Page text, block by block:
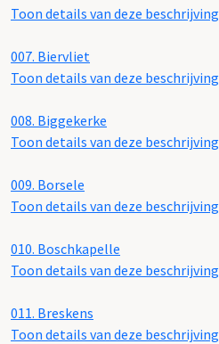
Toon details van deze beschrijving
007. Biervliet
Toon details van deze beschrijving
008. Biggekerke
Toon details van deze beschrijving
009. Borsele
Toon details van deze beschrijving
010. Boschkapelle
Toon details van deze beschrijving
011. Breskens
Toon details van deze beschrijving